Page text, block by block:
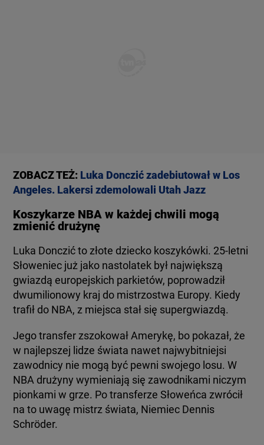
ZOBACZ TEŻ: Luka Donczić zadebiutował w Los
Angeles. Lakersi zdemolowali Utah Jazz
Koszykarze NBA w każdej chwili mogą
zmienić drużynę
Luka Donczić to złote dziecko koszykówki. 25-letni
Słoweniec już jako nastolatek był największą
gwiazdą europejskich parkietów, poprowadził
dwumilionowy kraj do mistrzostwa Europy. Kiedy
trafił do NBA, z miejsca stał się supergwiazdą.
Jego transfer zszokował Amerykę, bo pokazał, że
w najlepszej lidze świata nawet najwybitniejsi
zawodnicy nie mogą być pewni swojego losu. W
NBA drużyny wymieniają się zawodnikami niczym
pionkami w grze. Po transferze Słoweńca zwrócił
na to uwagę mistrz świata, Niemiec Dennis
Schröder.